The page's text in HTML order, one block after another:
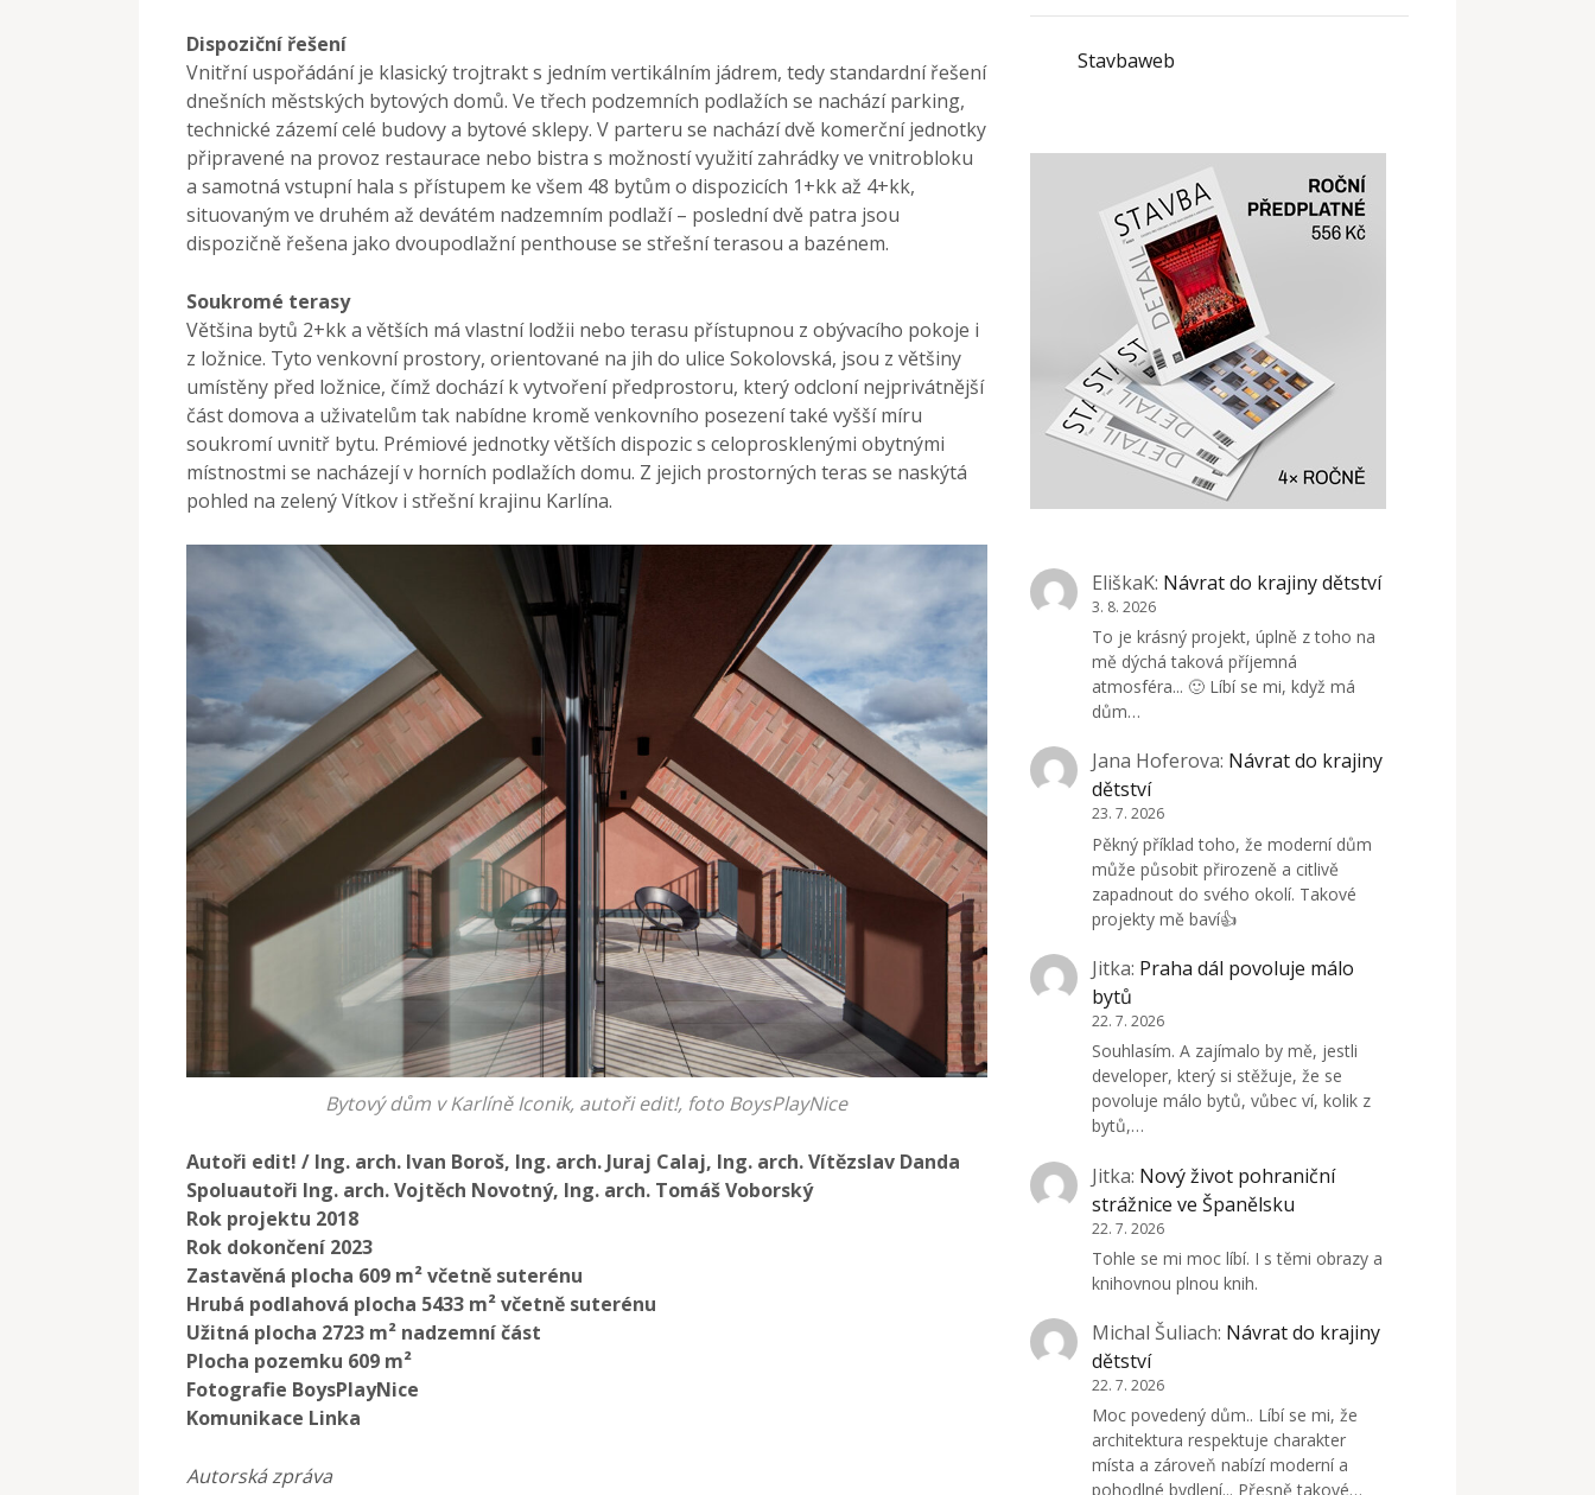
Dispoziční řešení
Vnitřní uspořádání je klasický trojtrakt s jedním vertikálním jádrem, tedy standardní řešení
dnešních městských bytových domů. Ve třech podzemních podlažích se nachází parking,
technické zázemí celé budovy a bytové sklepy. V parteru se nachází dvě komerční jednotky
připravené na provoz restaurace nebo bistra s možností využití zahrádky ve vnitrobloku
a samotná vstupní hala s přístupem ke všem 48 bytům o dispozicích 1+kk až 4+kk,
situovaným ve druhém až devátém nadzemním podlaží – poslední dvě patra jsou
dispozičně řešena jako dvoupodlažní penthouse se střešní terasou a bazénem.
Soukromé terasy
Většina bytů 2+kk a větších má vlastní lodžii nebo terasu přístupnou z obývacího pokoje i
z ložnice. Tyto venkovní prostory, orientované na jih do ulice Sokolovská, jsou z většiny
umístěny před ložnice, čímž dochází k vytvoření předprostoru, který odcloní nejprivátnější
část domova a uživatelům tak nabídne kromě venkovního posezení také vyšší míru
soukromí uvnitř bytu. Prémiové jednotky větších dispozic s celoprosklenými obytnými
místnostmi se nacházejí v horních podlažích domu. Z jejich prostorných teras se naskýtá
pohled na zelený Vítkov i střešní krajinu Karlína.
Bytový dům v Karlíně Iconik, autoři edit!, foto BoysPlayNice
Autoři edit! / Ing. arch. Ivan Boroš, Ing. arch. Juraj Calaj, Ing. arch. Vítězslav Danda
Spoluautoři Ing. arch. Vojtěch Novotný, Ing. arch. Tomáš Voborský
Rok projektu 2018
Rok dokončení 2023
Zastavěná plocha 609 m² včetně suterénu
Hrubá podlahová plocha 5433 m² včetně suterénu
Užitná plocha 2723 m² nadzemní část
Plocha pozemku 609 m²
Fotografie BoysPlayNice
Komunikace Linka
Autorská zpráva
Stavbaweb
EliškaK: Návrat do krajiny dětství
3. 8. 2026
To je krásný projekt, úplně z toho na
mě dýchá taková příjemná
atmosféra... 🙂 Líbí se mi, když má
dům…
Jana Hoferova: Návrat do krajiny
dětství
23. 7. 2026
Pěkný příklad toho, že moderní dům
může působit přirozeně a citlivě
zapadnout do svého okolí. Takové
projekty mě baví👍
Jitka: Praha dál povoluje málo
bytů
22. 7. 2026
Souhlasím. A zajímalo by mě, jestli
developer, který si stěžuje, že se
povoluje málo bytů, vůbec ví, kolik z
bytů,…
Jitka: Nový život pohraniční
strážnice ve Španělsku
22. 7. 2026
Tohle se mi moc líbí. I s těmi obrazy a
knihovnou plnou knih.
Michal Šuliach: Návrat do krajiny
dětství
22. 7. 2026
Moc povedený dům.. Líbí se mi, že
architektura respektuje charakter
místa a zároveň nabízí moderní a
pohodlné bydlení... Přesně takové…